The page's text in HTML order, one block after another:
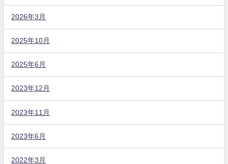
2026年3月
2025年10月
2025年6月
2023年12月
2023年11月
2023年6月
2022年3月